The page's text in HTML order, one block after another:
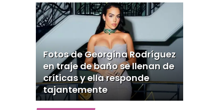
Fotos de Georgina Rodríguez
en traje de baño se llenan de
críticas y ella responde
tajantemente